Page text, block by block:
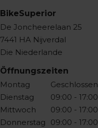
BikeSuperior
De Joncheerelaan 25
7441 HA Nijverdal
Die Niederlande
Öffnungszeiten
Montag
Dienstag
Mittwoch
Donnerstag
Geschlossen
09:00 - 17:00
09:00 - 17:00
09:00 - 17:00